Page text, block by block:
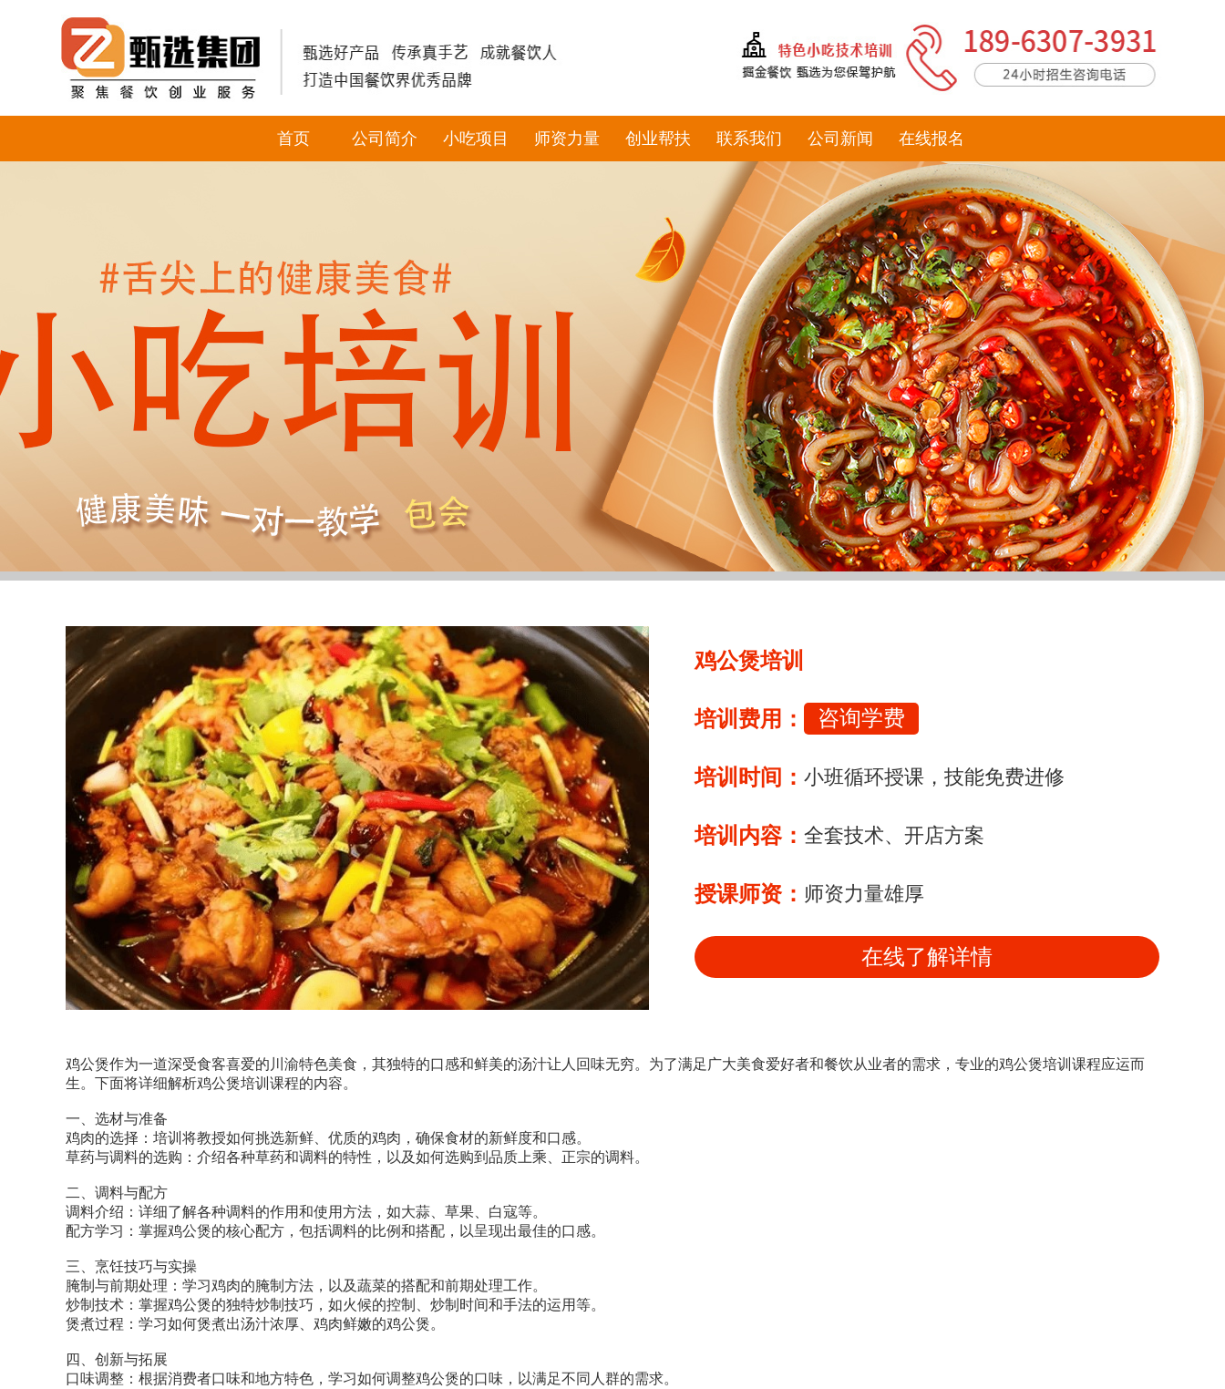
首页 公司简介 小吃项目 师资力量 创业帮扶 联系我们 公司新闻 在线报名
鸡公煲培训
培训费用： 咨询学费
培训时间： 小班循环授课，技能免费进修
培训内容： 全套技术、开店方案
授课师资： 师资力量雄厚
在线了解详情
鸡公煲作为一道深受食客喜爱的川渝特色美食，其独特的口感和鲜美的汤汁让人回味无穷。为了满足广大美食爱好者和餐饮从业者的需求，专业的鸡公煲培训课程应运而
生。下面将详细解析鸡公煲培训课程的内容。
一、选材与准备
鸡肉的选择：培训将教授如何挑选新鲜、优质的鸡肉，确保食材的新鲜度和口感。
草药与调料的选购：介绍各种草药和调料的特性，以及如何选购到品质上乘、正宗的调料。
二、调料与配方
调料介绍：详细了解各种调料的作用和使用方法，如大蒜、草果、白寇等。
配方学习：掌握鸡公煲的核心配方，包括调料的比例和搭配，以呈现出最佳的口感。
三、烹饪技巧与实操
腌制与前期处理：学习鸡肉的腌制方法，以及蔬菜的搭配和前期处理工作。
炒制技术：掌握鸡公煲的独特炒制技巧，如火候的控制、炒制时间和手法的运用等。
煲煮过程：学习如何煲煮出汤汁浓厚、鸡肉鲜嫩的鸡公煲。
四、创新与拓展
口味调整：根据消费者口味和地方特色，学习如何调整鸡公煲的口味，以满足不同人群的需求。